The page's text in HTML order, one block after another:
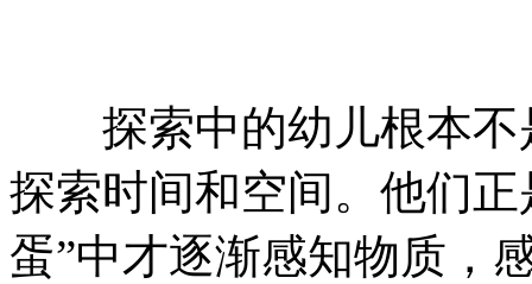
探索中的幼儿根本不
探索时间和空间。他们
蛋”中才逐渐感知物质，